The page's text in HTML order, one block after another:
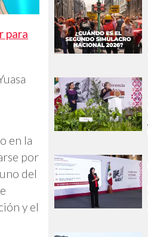
para
en la
por
del
y el